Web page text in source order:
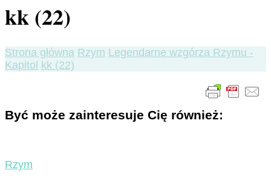
kk (22)
Strona główna Rzym Legendarne wzgórza Rzymu -
Kapitol
kk (22)
Być może zainteresuje Cię również:
Rzym